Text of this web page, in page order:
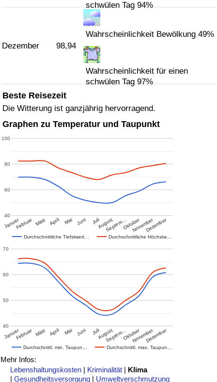
schwülen Tag 94%
Dezember 98,94
Wahrscheinlichkeit Bewölkung 49%
Wahrscheinlichkeit für einen
schwülen Tag 97%
Beste Reisezeit
Die Witterung ist ganzjährig hervorragend.
Graphen zu Temperatur und Taupunkt
Durchschnittliche Tiefstwert… Durchschnittliche Höchstw…
JanuarFebruar März April Mai Juni JuliAugustSeptem…OktoberNovemberDezember
40
60
80
100
Durchschnittl. min. Taupun… Durchschnittl. max. Taupun…
JanuarFebruar März April Mai Juni JuliAugustSeptem…OktoberNovemberDezember
40
50
60
70
Mehr Infos:
Lebenshaltungskosten | Kriminalität | Klima
|Gesundheitsversorgung | Umweltverschmutzung